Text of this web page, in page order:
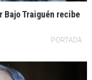
Traiguén recibe
PORTADA